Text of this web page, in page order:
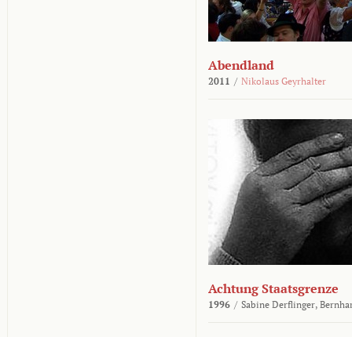
Abendland
2011 / Nikolaus Geyrhalter
Achtung Staatsgrenze
1996 / Sabine Derflinger,